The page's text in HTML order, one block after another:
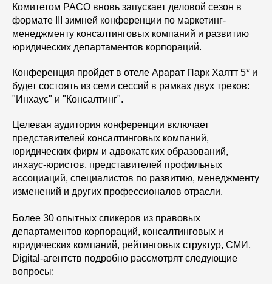
Комитетом РАСО вновь запускает деловой сезон в
формате III зимней конференции по маркетинг-
менеджменту консалтинговых компаний и развитию
юридических департаментов корпораций.
Конференция пройдет в отеле Арарат Парк Хаятт 5* и
будет состоять из семи сессий в рамках двух треков:
"Инхаус" и "Консалтинг".
Целевая аудитория конференции включает
представителей консалтинговых компаний,
юридических фирм и адвокатских образований,
инхаус-юристов, представителей профильных
ассоциаций, специалистов по развитию, менеджменту
изменений и других профессионалов отрасли.
Более 30 опытных спикеров из правовых
департаментов корпораций, консалтинговых и
юридических компаний, рейтинговых структур, СМИ,
Digital-агентств подробно рассмотрят следующие
вопросы: